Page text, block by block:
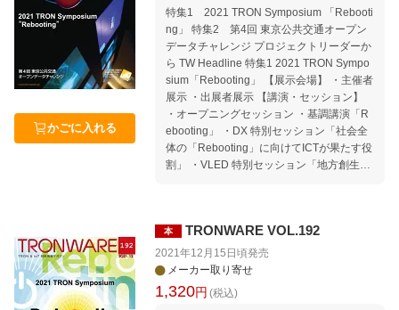
ける公共交通オープンデータ活用事例（富
士フイルムイメージングシステムズ株式会
社） ・ジョルダン「乗換案内」における、
公共交通オープンデータの活用について
（ジョルダン株式会社） ・バス運行情報を
オープンデータで発信〜より利用しやすい
バスを目指して〜（西武バス株式会社） ・
地方のバスのデジタル化を支援 無償で利用
できるダイヤ編成支援システム「その筋
屋」（宇野自動車株式会社／Sujiya System
lcome to TRON Forum ＆ Ubiquitous ID Ce
ータ業界の動向 Media｜TRONに関する報
道 編集後記特別編 本誌「記事ucode」の使
い方
かごに入れる
特集1 2021 TRON Symposium 「Rebooti
ng」 特集2 第4回 東京公共交通オープン
データチャレンジ プロジェクトリーダーか
ら TW Headline 特集1 2021 TRON Sympo
sium「Rebooting」 【展示会場】 ・主催者
展示 ・出展者展示 【講演・セッション】
・オープニングセッション ・基調講演「R
ebooting」 ・DX 特別セッション「社会全
体の「Rebooting」に向けてICTが果たす役
割」 ・VLED 特別セッション「地方創生の
クノロジセッション「AI Everywhere〜AIの
社会実装を加速するインテルの取り組み最
新情報〜」 ・インフィニオン セッション
「スマートシティを支えるソリューション
最前線」 ・IoTエッジノード向け世界標準R
本 TRONWARE VOL.192
2021年12月15日頃発売
メーカー取り寄せ
1,320円 (税込)